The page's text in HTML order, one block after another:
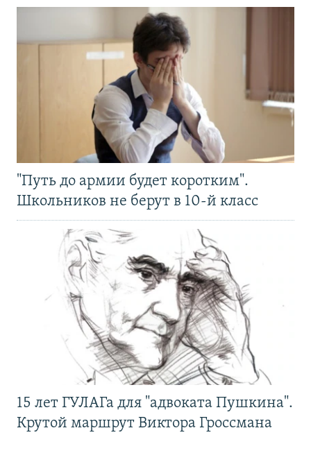
"Путь до армии будет коротким".
Школьников не берут в 10-й класс
15 лет ГУЛАГа для "адвоката Пушкина".
Крутой маршрут Виктора Гроссмана